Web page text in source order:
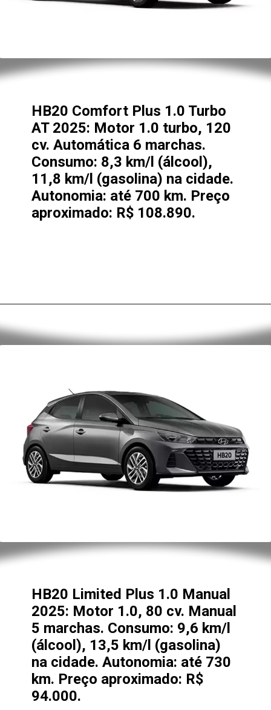
HB20 Comfort Plus 1.0 Turbo
AT 2025: Motor 1.0 turbo, 120
cv. Automática 6 marchas.
Consumo: 8,3 km/l (álcool),
11,8 km/l (gasolina) na cidade.
Autonomia: até 700 km. Preço
aproximado: R$ 108.890.
HB20 Limited Plus 1.0 Manual
2025: Motor 1.0, 80 cv. Manual
5 marchas. Consumo: 9,6 km/l
(álcool), 13,5 km/l (gasolina)
na cidade. Autonomia: até 730
km. Preço aproximado: R$
94.000.